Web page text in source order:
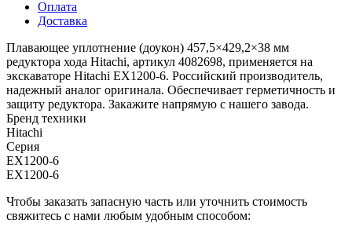
Оплата
Доставка
Плавающее уплотнение (доукон) 457,5×429,2×38 мм
редуктора хода Hitachi, артикул 4082698, применяется на
экскаваторе Hitachi EX1200-6. Российский производитель,
надежный аналог оригинала. Обеспечивает герметичность и
защиту редуктора. Закажите напрямую с нашего завода.
Бренд техники
Hitachi
Серия
EX1200-6
EX1200-6
Чтобы заказать запасную часть или уточнить стоимость
свяжитесь с нами любым удобным способом: